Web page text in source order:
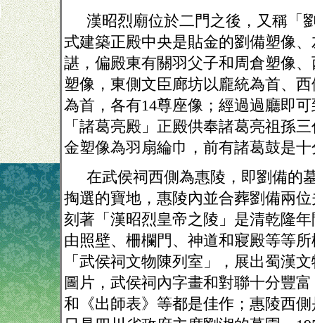
漢昭烈廟位於二門之後，又稱「
式建築正殿中央是貼金的劉備塑像
諶，偏殿東有關羽父子和周倉塑像
塑像，東側文臣廊坊以龐統為首、
為首，各有14尊座像；經過過廳即
「諸葛亮殿」正殿供奉諸葛亮祖孫
金塑像為羽扇綸巾，前有諸葛鼓是
在武侯祠西側為惠陵，即劉備的
掏選的寶地，惠陵內並合葬劉備兩
刻著「漢昭烈皇帝之陵」是清乾隆
由照壁、柵欄門、神道和寢殿等等
「武侯祠文物陳列室」，展出蜀漢
圖片，武侯祠內字畫和對聯十分豐
和《出師表》等都是佳作；惠陵西